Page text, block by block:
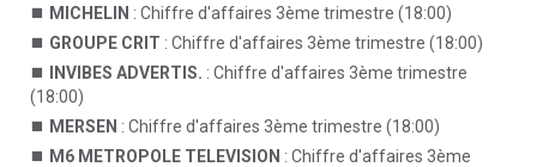
MICHELIN : Chiffre d'affaires 3ème trimestre (18:00)
GROUPE CRIT : Chiffre d'affaires 3ème trimestre (18:00)
INVIBES ADVERTIS. : Chiffre d'affaires 3ème trimestre
(18:00)
MERSEN : Chiffre d'affaires 3ème trimestre (18:00)
M6 METROPOLE TELEVISION : Chiffre d'affaires 3ème